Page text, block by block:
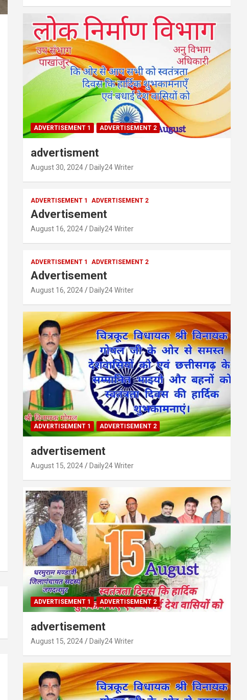
ADVERTISEMENT 1 ADVERTISEMENT 2
advertisment
August 30, 2024 Daily24 Writer
ADVERTISEMENT 1 ADVERTISEMENT 2
Advertisement
August 16, 2024 Daily24 Writer
ADVERTISEMENT 1 ADVERTISEMENT 2
Advertisement
August 16, 2024 Daily24 Writer
ADVERTISEMENT 1 ADVERTISEMENT 2
advertisement
August 15, 2024 Daily24 Writer
ADVERTISEMENT 1 ADVERTISEMENT 2
advertisement
August 15, 2024 Daily24 Writer